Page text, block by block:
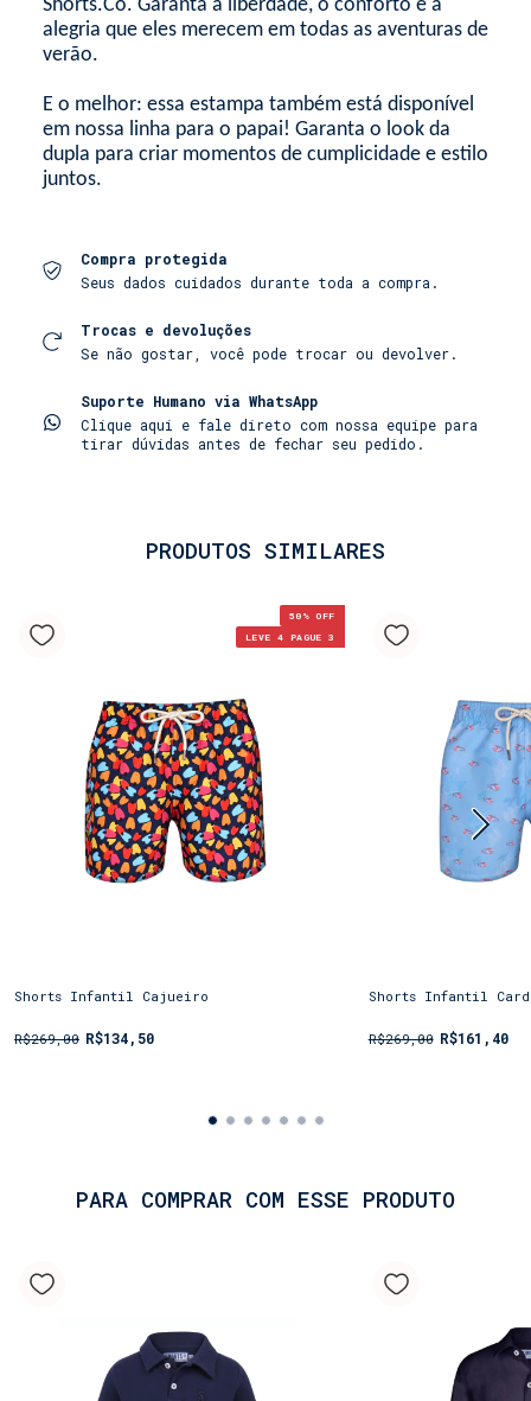
Shorts.Co. Garanta a liberdade, o conforto e a
alegria que eles merecem em todas as aventuras de
verão.
E o melhor: essa estampa também está disponível
em nossa linha para o papai! Garanta o look da
dupla para criar momentos de cumplicidade e estilo
juntos.
Compra protegida
Seus dados cuidados durante toda a compra.
Trocas e devoluções
Se não gostar, você pode trocar ou devolver.
Suporte Humano via WhatsApp
Clique aqui e fale direto com nossa equipe para
tirar dúvidas antes de fechar seu pedido.
PRODUTOS SIMILARES
50 % OFF
LEVE 4 PAGUE 3
Shorts Infantil Cajueiro
R$269,00 R$134,50
Shorts Infantil
R$269,00 R$161,40
PARA COMPRAR COM ESSE PRODUTO